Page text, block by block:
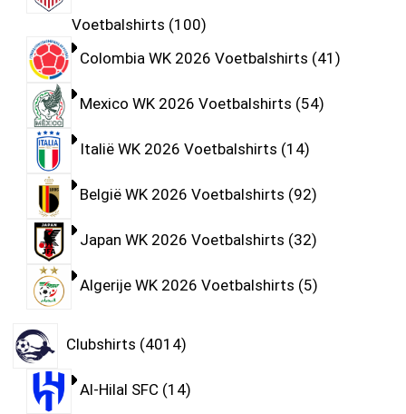
Voetbalshirts 100
Colombia WK 2026 Voetbalshirts 41
Mexico WK 2026 Voetbalshirts 54
Italië WK 2026 Voetbalshirts 14
België WK 2026 Voetbalshirts 92
Japan WK 2026 Voetbalshirts 32
Algerije WK 2026 Voetbalshirts 5
Clubshirts 4014
Al-Hilal SFC 14